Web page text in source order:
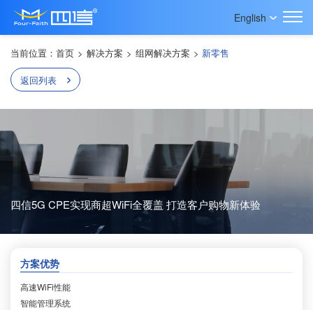
English
当前位置： 首页 > 解决方案 > 组网解决方案 > 新零售
返回列表
四信5G CPE实现商超WiFi全覆盖 打造客户购物新体验
方案优势
高速WiFi性能
智能管理系统